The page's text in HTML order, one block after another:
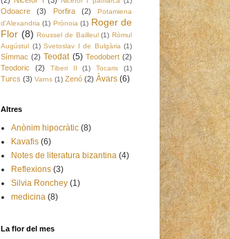
Odoacre (3) Porfira (2)
Potamiena
d'Alexandria (1) Prònoia (1) Roger de
Flor (8) Roussel de Bailleul (1) Ròmul
Augústul
(1) Svetoslav I de Bulgària (1)
Símmac (2) Teodat (5) Teodobert (2)
Teodoric
(2) Tiberi II (1) Tocaris (1)
Turcs (3) Varns (1) Zenó (2) Àvars (6)
Altres
Anònim hipocràtic (8)
Kavafis (6)
Notes de literatura bizantina (4)
Reflexions (3)
Silvia Ronchey (1)
medicina (8)
La flor del mes